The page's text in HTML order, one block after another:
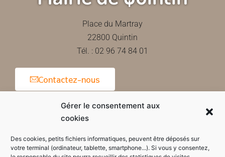
Gérer le consentement aux
cookies
Des cookies, petits fichiers informatiques, peuvent être déposés sur
votre terminal (ordinateur, tablette, smartphone...). Si vous y consentez,
Place du Martray
22800 Quintin
Tél. : 02 96 74 84 01
Contactez-nous
Horaires d'ouverture de la mairie